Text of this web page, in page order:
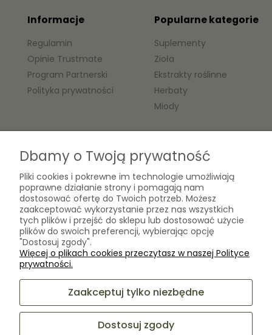
Laboratorium Zielarza Sp. z
o.o.
ul. Kopernika 10A
05-825 Grodzisk Mazowiecki
sklep@laboratoriumzielarza.pl
Informacje
Regulamin
Opinie Trustmate
Program Partnerski
Polityka prywatności
Popularne kategorie
Suplementy
Zioła
Ekstrakty roślinne
Herbaty
Miody
O nas
Kontakt
Biogram Henryk Różański
Blog
O firmie
Dbamy o Twoją prywatność
Pliki cookies i pokrewne im technologie umożliwiają
poprawne działanie strony i pomagają nam
dostosować ofertę do Twoich potrzeb. Możesz
zaakceptować wykorzystanie przez nas wszystkich
tych plików i przejść do sklepu lub dostosować użycie
plików do swoich preferencji, wybierając opcję
"Dostosuj zgody".
Więcej o plikach cookies przeczytasz w naszej Polityce
prywatności.
Zaakceptuj tylko niezbędne
Dostosuj zgody